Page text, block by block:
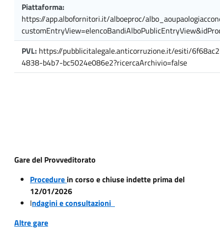
Piattaforma:
https://app.albofornitori.it/alboeproc/
PVL: https://pubblicitalegale.anticorruzione.it/esiti/
4838-b4b7-bc5024e086e2?ricercaArchivio=false
Gare del Provveditorato
Procedure in corso e chiuse indette prima del
12/01/2026
Indagini e consultazioni
Altre gare